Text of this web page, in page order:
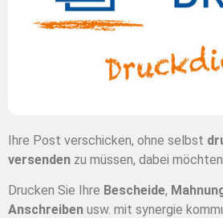
Ihre Post verschicken, ohne selbst
versenden zu müssen, dabei
Drucken Sie Ihre Bescheide,
Anschreiben usw. mit synergie